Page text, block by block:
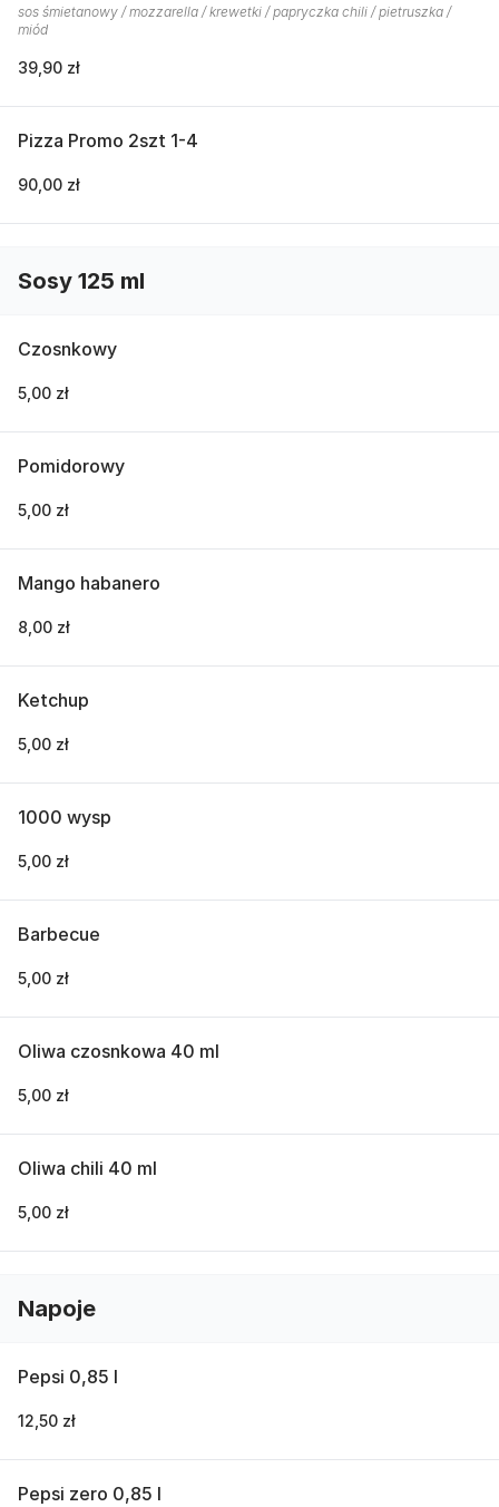
sos śmietanowy / mozzarella / krewetki / papryczka chili / pietruszka /
miód
39,90 zł
Pizza Promo 2szt 1-4
90,00 zł
Sosy 125 ml
Czosnkowy
5,00 zł
Pomidorowy
5,00 zł
Mango habanero
8,00 zł
Ketchup
5,00 zł
1000 wysp
5,00 zł
Barbecue
5,00 zł
Oliwa czosnkowa 40 ml
5,00 zł
Oliwa chili 40 ml
5,00 zł
Napoje
Pepsi 0,85 l
12,50 zł
Pepsi zero 0,85 l